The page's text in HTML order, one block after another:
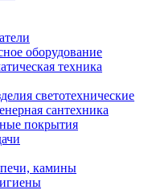
оборудование
техника
светотехнические
сантехника
покрытия
камины